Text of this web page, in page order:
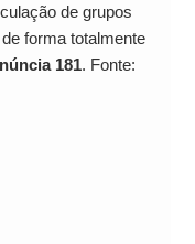
de grupos
forma totalmente
181. Fonte: